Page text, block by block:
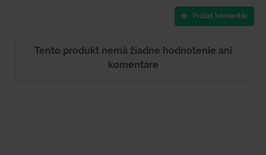
Pridať komentár
Tento produkt nemá žiadne hodnotenie ani
komentáre